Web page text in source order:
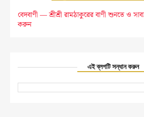
বেদবাণী — শ্রীশ্রী রামঠাকুরের বাণী শুনতে ও
করুন
এই ব্লগটি সন্ধান করুন